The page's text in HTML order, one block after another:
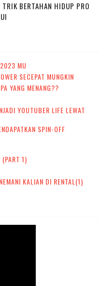
BERTAHAN HIDUP PRO
MU
SECEPAT MUNGKIN
YANG MENANG??
YOUTUBER LIFE LEWAT
SPIN-OFF
(PART 1)
KALIAN DI RENTAL(1)